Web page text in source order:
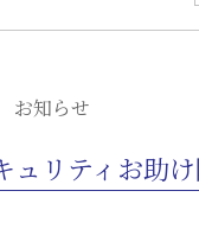
お知らせ
ュリティお助